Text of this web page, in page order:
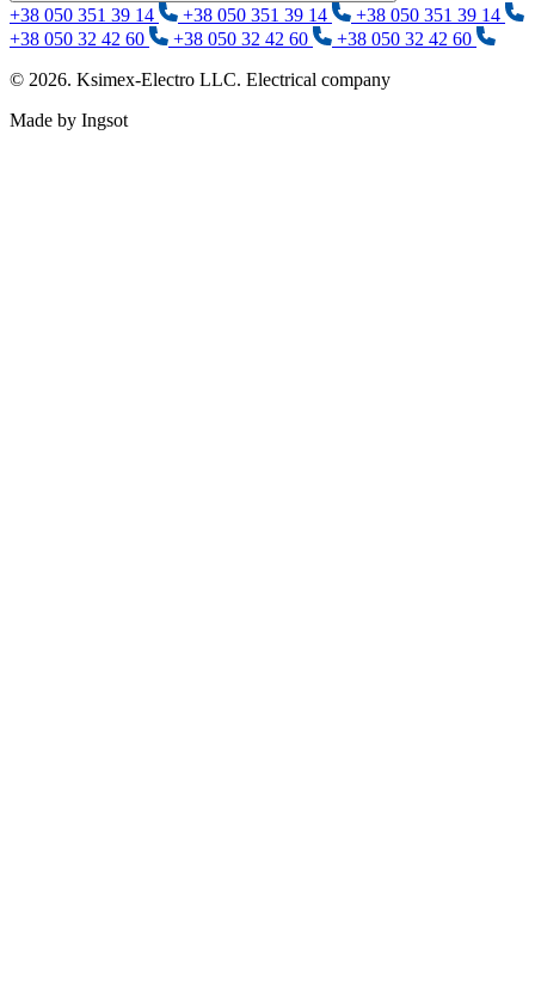
+38 050 351 39 14 +38 050 351 39 14
+38 050 351 39 14
+38 050 32 42 60
+38 050 32 42 60
+38 050 32 42 60
© 2026. Ksimex-Electro LLC. Electrical company
Made by Ingsot